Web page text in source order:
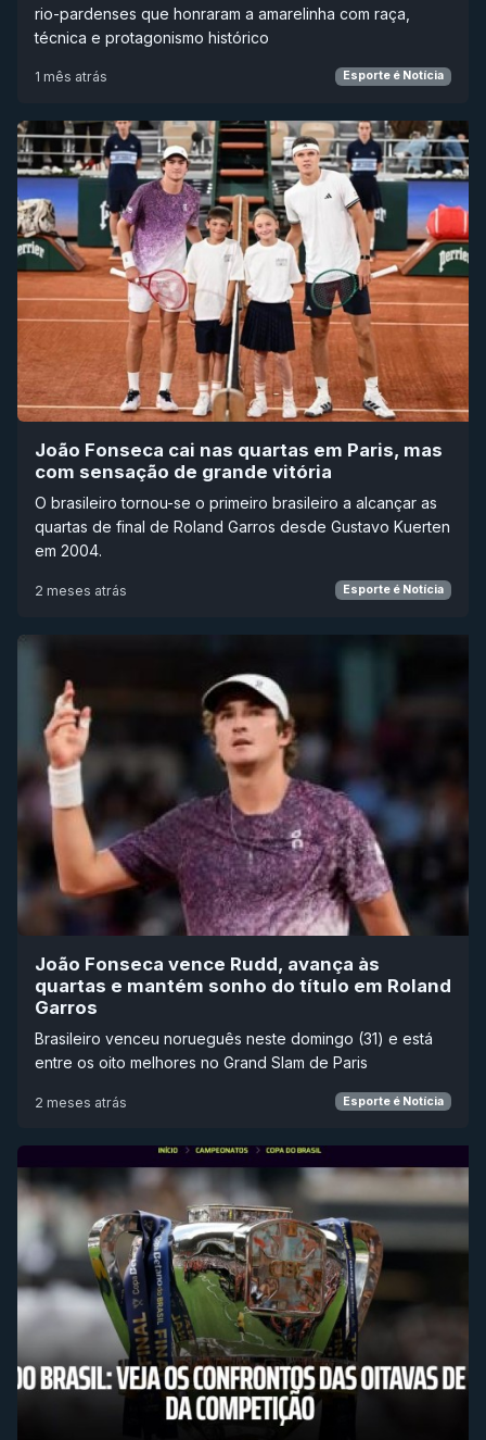
rio-pardenses que honraram a amarelinha com raça,
técnica e protagonismo histórico
1 mês atrás Esporte é Notícia
João Fonseca cai nas quartas em Paris, mas
com sensação de grande vitória
O brasileiro tornou-se o primeiro brasileiro a alcançar as
quartas de final de Roland Garros desde Gustavo Kuerten
em 2004.
2 meses atrás Esporte é Notícia
João Fonseca vence Rudd, avança às
quartas e mantém sonho do título em Roland
Garros
Brasileiro venceu norueguês neste domingo (31) e está
entre os oito melhores no Grand Slam de Paris
2 meses atrás Esporte é Notícia